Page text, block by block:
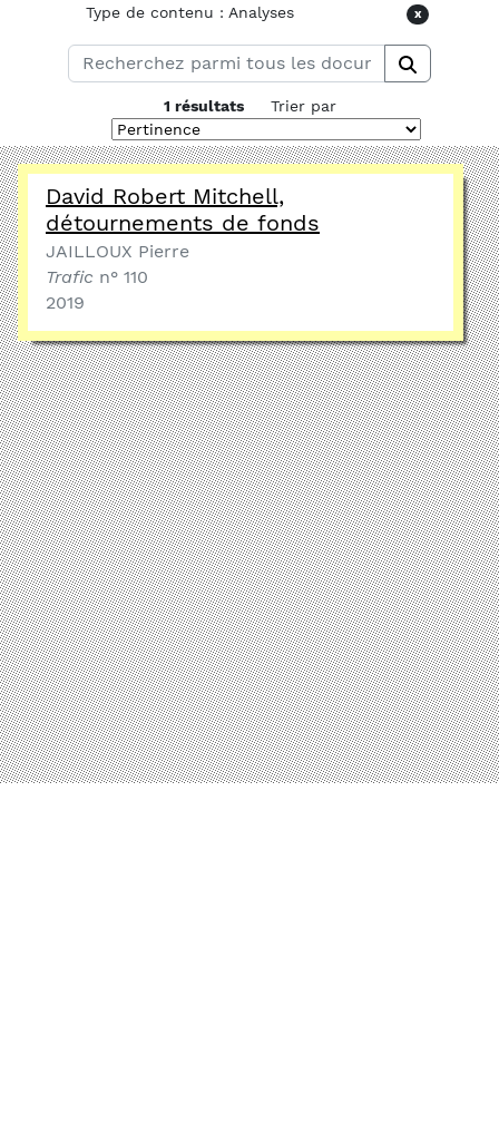
Type de contenu : Analyses x
1 résultats Trier par
David Robert Mitchell,
détournements de fonds
JAILLOUX Pierre
Trafic n° 110
2019